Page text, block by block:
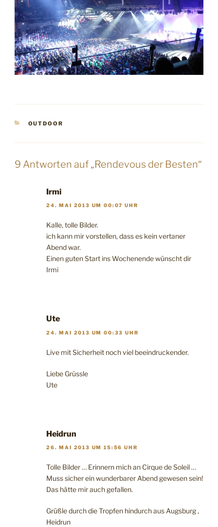
KATEGORIEN
OUTDOOR
9 Antworten auf „Rendevous der Besten“
Irmi
24. MAI 2013 UM 00:07 UHR
Kalle, tolle Bilder.
ich kann mir vorstellen, dass es kein vertaner
Abend war.
Einen guten Start ins Wochenende wünscht dir
Irmi
Ute
24. MAI 2013 UM 00:33 UHR
Live mit Sicherheit noch viel beeindruckender.
Liebe Grüssle
Ute
Heidrun
26. MAI 2013 UM 15:56 UHR
Tolle Bilder … Erinnern mich an Cirque de Soleil …
Muss sicher ein wunderbarer Abend gewesen sein!
Das hätte mir auch gefallen.
Grüßle durch die Tropfen hindurch aus Augsburg ,
Heidrun